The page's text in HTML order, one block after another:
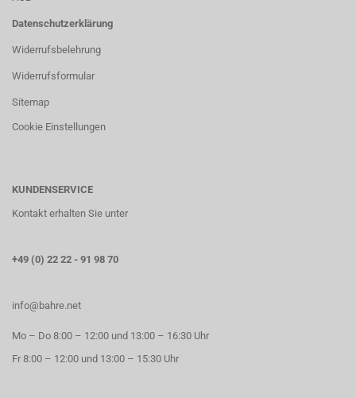
Datenschutzerklärung
Widerrufsbelehrung
Widerrufsformular
Sitemap
Cookie Einstellungen
KUNDENSERVICE
Kontakt erhalten Sie unter
+49 (0) 22 22 - 91 98 70
info@bahre.net
Mo – Do 8:00 – 12:00 und 13:00 – 16:30 Uhr
Fr 8:00 – 12:00 und 13:00 – 15:30 Uhr